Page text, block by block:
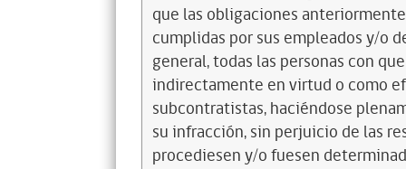
que las obligaciones
cumplidas por sus empleados y/o
general, todas las personas con
indirectamente en virtud o como
subcontratistas, haciéndose
su infracción, sin perjuicio de las
procediesen y/o fuesen